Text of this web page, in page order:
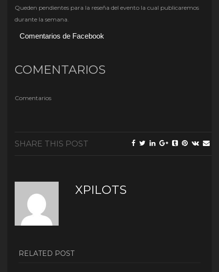
Queden pendientes para la reseña del evento la cual publicaremos
durante la semana.
Comentarios de Facebook
COMENTARIOS
Comentarios
SHARE THIS POST
XPILOTS
RELATED POST